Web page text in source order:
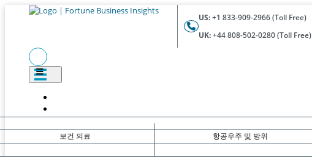
US:+1 833-909-2966 (Toll Free)
UK:+44 808-502-0280 (Toll Free)
보건 의료 항공우주 및 방위